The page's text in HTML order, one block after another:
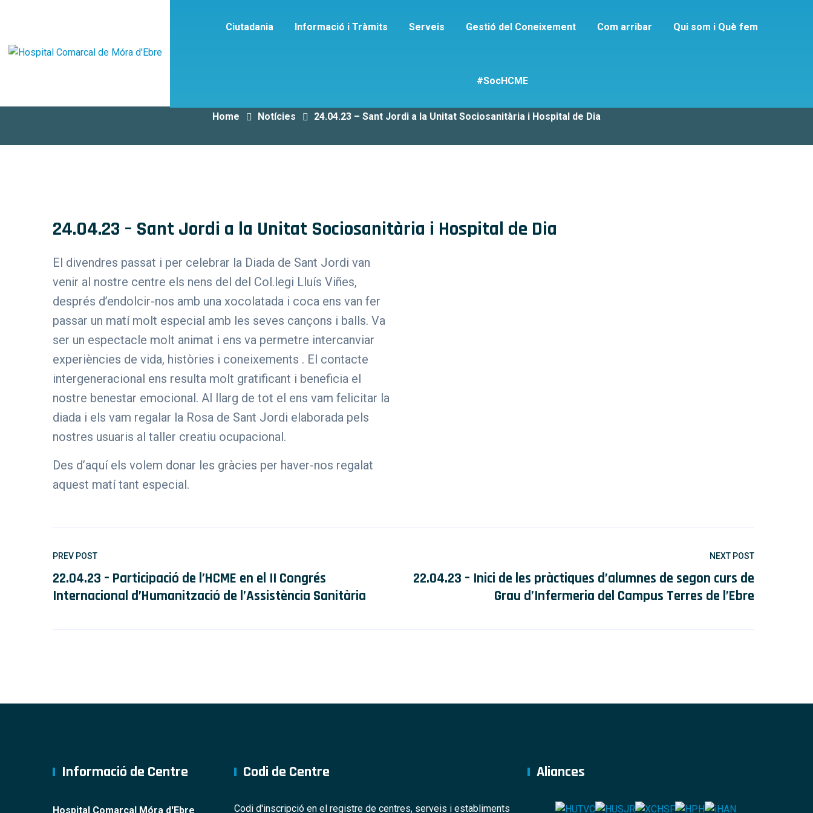
Ciutadania Informació i Tràmits Serveis Gestió del Coneixement Com arribar Qui som i Què fem
#SocHCME
Detall de Publicació
Home Notícies 24.04.23 – Sant Jordi a la Unitat Sociosanitària i Hospital de Dia
24.04.23 – Sant Jordi a la Unitat Sociosanitària i Hospital de Dia
El divendres passat i per celebrar la Diada de Sant Jordi van
venir al nostre centre els nens del del Col.legi Lluís Viñes,
després d’endolcir-nos amb una xocolatada i coca ens van fer
passar un matí molt especial amb les seves cançons i balls. Va
ser un espectacle molt animat i ens va permetre intercanviar
experiències de vida, històries i coneixements . El contacte
intergeneracional ens resulta molt gratificant i beneficia el
nostre benestar emocional. Al llarg de tot el ens vam felicitar la
diada i els vam regalar la Rosa de Sant Jordi elaborada pels
nostres usuaris al taller creatiu ocupacional.
Des d’aquí els volem donar les gràcies per haver-nos regalat
aquest matí tant especial.
PREV POST
22.04.23 – Participació de l’HCME en el II Congrés
Internacional d’Humanització de l’Assistència Sanitària
NEXT POST
22.04.23 – Inici de les pràctiques d’alumnes de segon curs de
Grau d’Infermeria del Campus Terres de l’Ebre
Informació de Centre
Hospital Comarcal Móra d'Ebre
Codi de Centre
Codi d'inscripció en el registre de centres, serveis i establiments
Aliances